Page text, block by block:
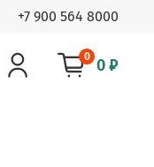
+7 900 564 8000
0 0 ₽